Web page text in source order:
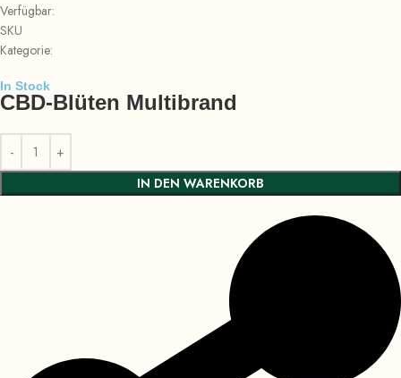
Verfügbar:
SKU
Kategorie:
In Stock
CBD-Blüten Multibrand
IN DEN WARENKORB